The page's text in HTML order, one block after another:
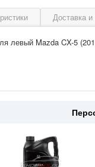
Доставка
левый Mazda CX-5